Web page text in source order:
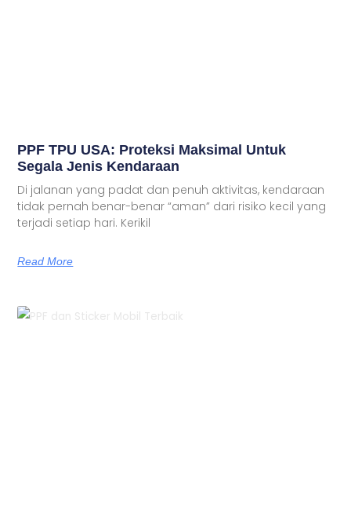
PPF TPU USA: Proteksi Maksimal Untuk
Segala Jenis Kendaraan
Di jalanan yang padat dan penuh aktivitas, kendaraan
tidak pernah benar-benar “aman” dari risiko kecil yang
terjadi setiap hari. Kerikil
Read More